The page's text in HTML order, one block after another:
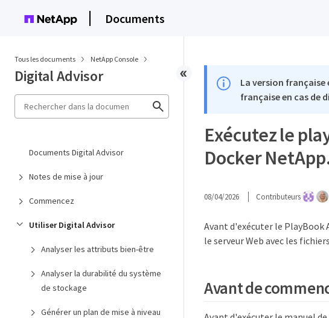
Documents
Tous les documents NetApp Console
Digital Advisor
Documents Digital Advisor
Notes de mise à jour
Commencez
Utiliser Digital Advisor
Analyser les attributs bien-être
Analyser la durabilité du système
de stockage
Générer un plan de mise à niveau
La version
française en cas de
Exécutez le
Docker
08/04/2026 Contributeurs
Avant d'exécuter le PlayBook
le serveur Web avec les
Avant de